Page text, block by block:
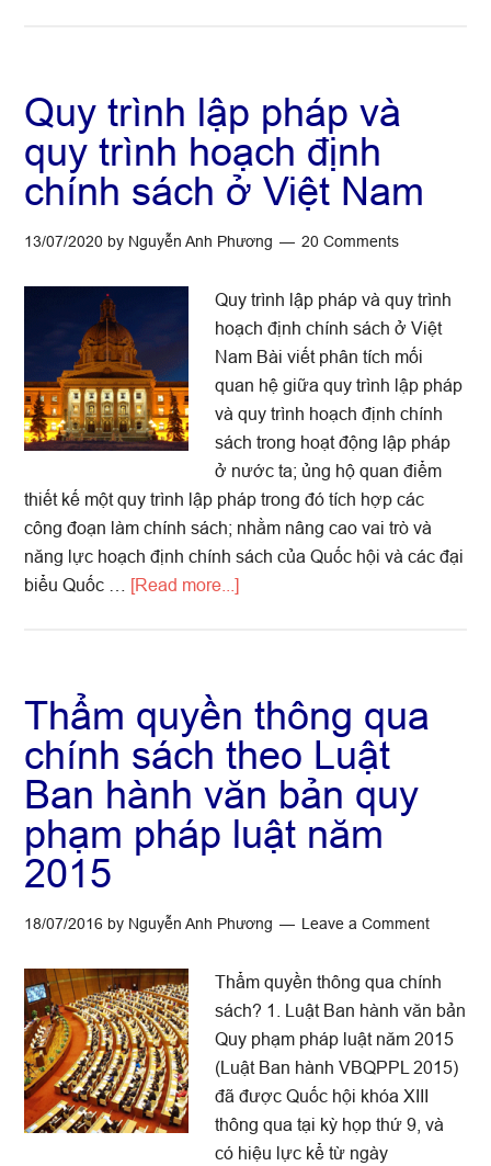
và
lựa
chọn
chính
sách:
vì
cần
quan
tâm?
Quy trình lập pháp và
quy trình hoạch định
chính sách ở Việt Nam
13/07/2020 by Nguyễn Anh Phương 20 Comments
Quy trình lập pháp và quy trình
hoạch định chính sách ở Việt
Nam Bài viết phân tích mối
quan hệ giữa quy trình lập pháp
và quy trình hoạch định chính
sách trong hoạt động lập pháp
ở nước ta; ủng hộ quan điểm
thiết kế một quy trình lập pháp trong đó tích hợp các
công đoạn làm chính sách; nhằm nâng cao vai trò và
năng lực hoạch định chính sách của Quốc hội và các đại
biểu Quốc … [Read more...]about
pháp
và
quy
trình
hoạch
định
ở
Nam
Thẩm quyền thông qua
chính sách theo Luật
Ban hành văn bản quy
phạm pháp luật năm
2015
18/07/2016 by Nguyễn Anh Phương Leave a Comment
Thẩm quyền thông qua chính
sách? 1. Luật Ban hành văn bản
Quy phạm pháp luật năm 2015
(Luật Ban hành VBQPPL 2015)
đã được Quốc hội khóa XIII
thông qua tại kỳ họp thứ 9, và
có hiệu lực kể từ ngày